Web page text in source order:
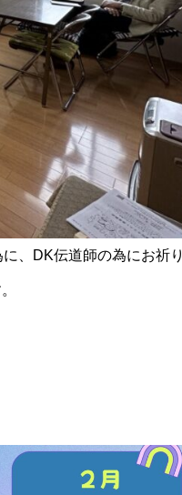
、DK伝道師の為にお祈り